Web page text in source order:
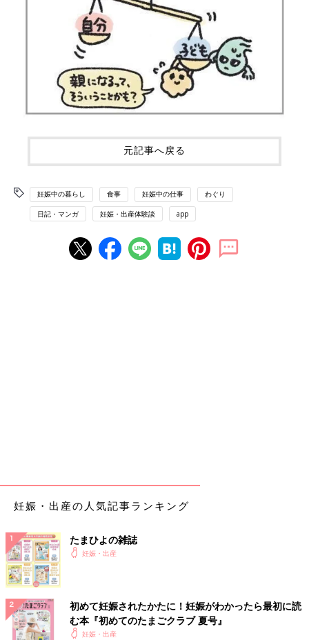
元記事へ戻る
妊娠中の暮らし 食事 妊娠中の仕事 わぐり
日記・マンガ 妊娠・出産体験談 app
妊娠・出産の人気記事ランキング
たまひよの雑誌
妊娠・出産
初めて妊娠されたかたに！妊娠がわかったら最初に読
む本『初めてのたまごクラブ 夏号』
妊娠・出産